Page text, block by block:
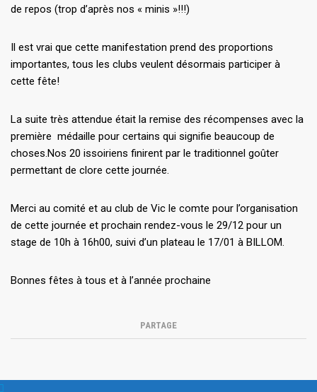
de repos (trop d’après nos « minis »!!!)
Il est vrai que cette manifestation prend des proportions
importantes, tous les clubs veulent désormais participer à
cette fête!
La suite très attendue était la remise des récompenses avec la
première médaille pour certains qui signifie beaucoup de
choses.Nos 20 issoiriens finirent par le traditionnel goûter
permettant de clore cette journée.
Merci au comité et au club de Vic le comte pour l’organisation
de cette journée et prochain rendez-vous le 29/12 pour un
stage de 10h à 16h00, suivi d’un plateau le 17/01 à BILLOM.
Bonnes fêtes à tous et à l’année prochaine
PARTAGE